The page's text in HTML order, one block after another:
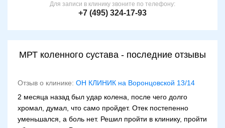
Для записи в клинику звоните по телефону:
+7 (495) 324-17-93
МРТ коленного сустава - последние отзывы
Отзыв о клинике: ОН КЛИНИК на Воронцовской 13/14
2 месяца назад был удар колена, после чего долго
хромал, думал, что само пройдет. Отек постепенно
уменьшался, а боль нет. Решил пройти в клинику, пройти